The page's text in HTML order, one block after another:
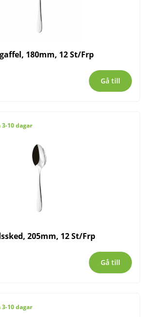
180mm, 12 St/Frp
Gå till
10 dagar
205mm, 12 St/Frp
Gå till
10 dagar